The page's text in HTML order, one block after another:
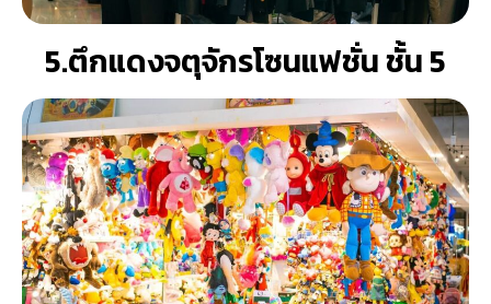
5.ตึกแดงจตุจักรโซนแฟชั่น ชั้น 5